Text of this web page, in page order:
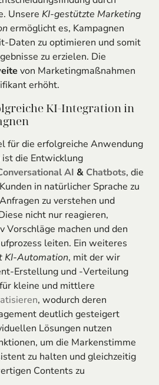
Unsere KI-gestützte Marketing
ermöglicht es, Kampagnen
Daten zu optimieren und somit
zu erzielen. Die
von Marketingmaßnahmen
erhöht.
KI-Integration in
für die erfolgreiche Anwendung
die Entwicklung
AI & Chatbots, die
in natürlicher Sprache zu
zu verstehen und
nicht nur reagieren,
Vorschläge machen und den
leiten. Ein weiteres
KI-Automation, mit der wir
Erstellung und -Verteilung
kleine und mittlere
, wodurch deren
deutlich gesteigert
Lösungen nutzen
um die Markenstimme
zu halten und gleichzeitig
Contents zu